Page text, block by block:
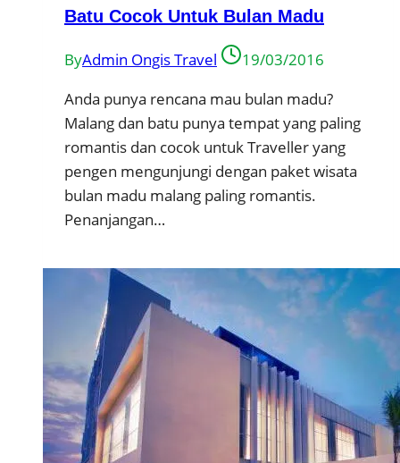
Batu Cocok Untuk Bulan Madu
ByAdmin Ongis Travel
19/03/2016
Anda punya rencana mau bulan madu?
Malang dan batu punya tempat yang paling
romantis dan cocok untuk Traveller yang
pengen mengunjungi dengan paket wisata
bulan madu malang paling romantis.
Penanjangan…